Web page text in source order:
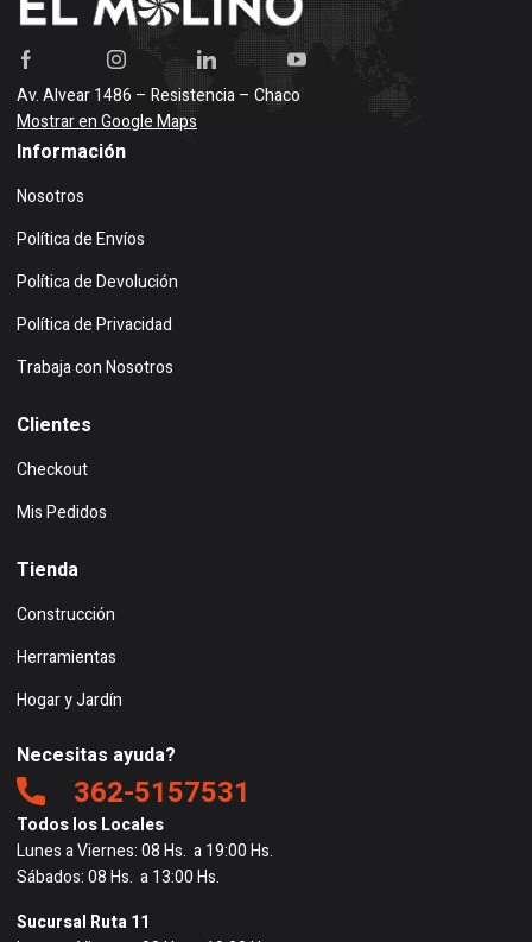
Av. Alvear 1486 – Resistencia – Chaco
Mostrar en Google Maps
Información
Nosotros
Política de Envíos
Política de Devolución
Política de Privacidad
Trabaja con Nosotros
Clientes
Checkout
Mis Pedidos
Tienda
Construcción
Herramientas
Hogar y Jardín
Necesitas ayuda?
362-5157531
Todos los Locales
Lunes a Viernes: 08 Hs. a 19:00 Hs.
Sábados: 08 Hs. a 13:00 Hs.
Sucursal Ruta 11